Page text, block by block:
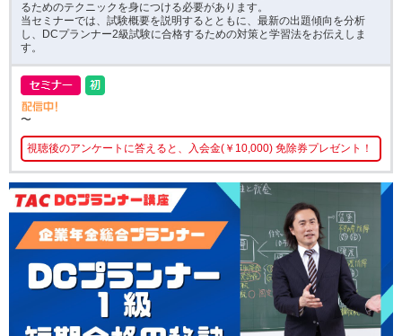
るためのテクニックを身につける必要があります。
当セミナーでは、試験概要を説明するとともに、最新の出題傾向を分析
し、DCプランナー2級試験に合格するための対策と学習法をお伝えしま
す。
〜
視聴後のアンケートに答えると、入会金(￥10,000) 免除券プレゼント！